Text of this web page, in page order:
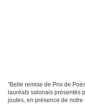
"Belle remise de Prix de
lauréats salonais présentés
joutes, en présence de notre